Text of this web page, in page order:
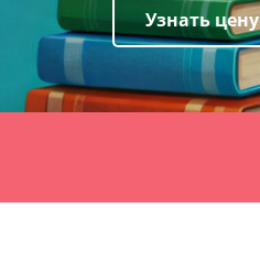
Узнать цену